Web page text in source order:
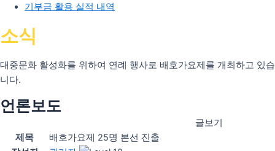
기부금 활용 실적 내역
소식
대중문화 활성화를 위하여 연례 행사로 배호가요제를 개최하고 있습
니다.
언론보도
글보기
제목
배호가요제 25명 본선 진출